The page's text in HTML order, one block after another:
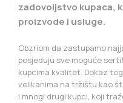
zadovoljstvo kupaca,
proizvode i usluge.
Obzriom da zastupamo
posjeduju sve moguće
kupcima kvalitet. Dokaz
velikanima na tržištu kao
i mnogi drugi kupci, koji